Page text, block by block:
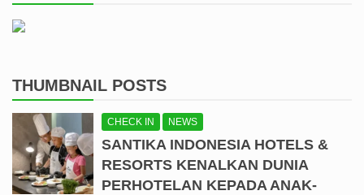
THUMBNAIL POSTS
CHECK IN NEWS
SANTIKA INDONESIA HOTELS &
RESORTS KENALKAN DUNIA
PERHOTELAN KEPADA ANAK-